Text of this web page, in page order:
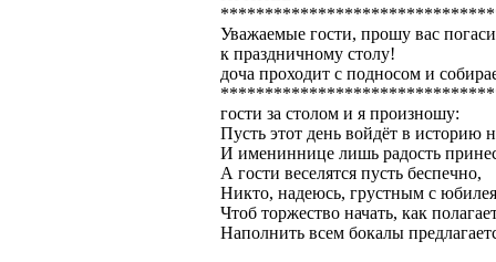
Уважаемые гости, прошу вас
к праздничному столу!
доча проходит с подносом и
гости за столом и я произношу:
Пусть этот день войдёт в историю
И имениннице лишь радость
А гости веселятся пусть беспечно,
Никто, надеюсь, грустным с
Чтоб торжество начать, как
Наполнить всем бокалы